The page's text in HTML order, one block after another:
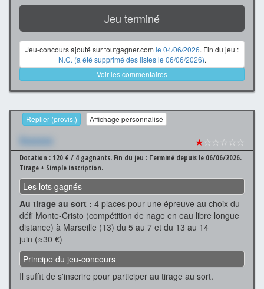
Jeu terminé
Jeu-concours ajouté sur toutgagner.com le 04/06/2026. Fin du jeu :
N.C. (a été supprimé des listes le 06/06/2026).
Voir les commentaires
Replier (provis.) Affichage personnalisé
Xxxxxxx ★☆☆☆☆☆
Dotation : 120 € / 4 gagnants. Fin du jeu : Terminé depuis le 06/06/2026.
Tirage + Simple inscription.
Les lots gagnés
Au tirage au sort : 4 places pour une épreuve au choix du
défi Monte-Cristo (compétition de nage en eau libre longue
distance) à Marseille (13) du 5 au 7 et du 13 au 14
juin (≈30 €)
Principe du jeu-concours
Il suffit de s'inscrire pour participer au tirage au sort.